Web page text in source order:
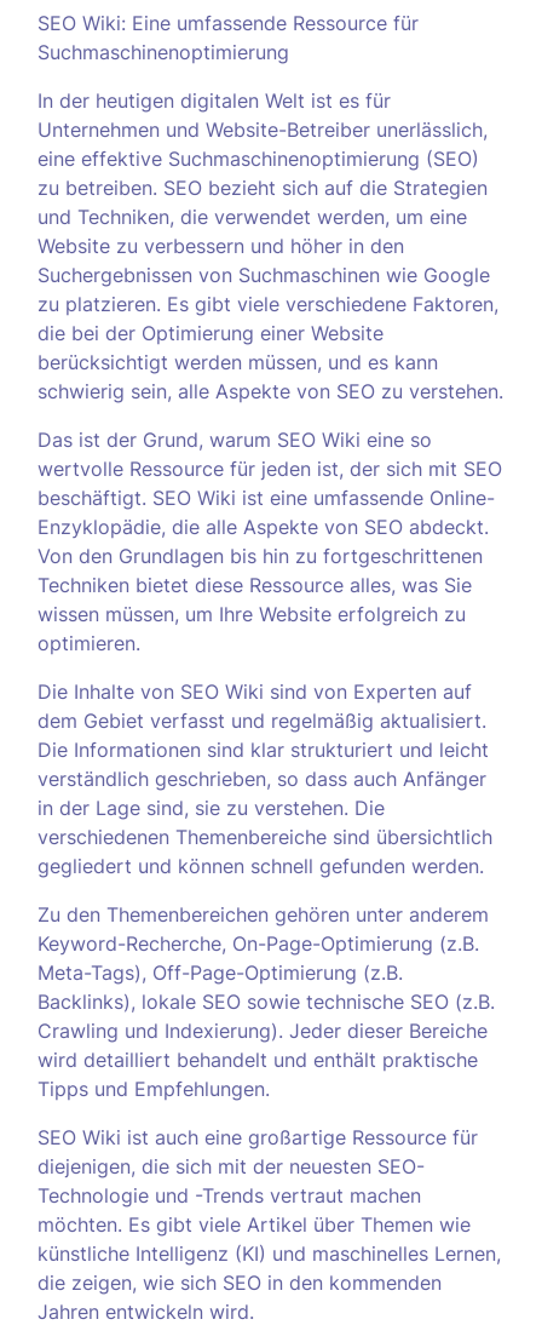
SEO Wiki: Eine umfassende Ressource für
Suchmaschinenoptimierung
In der heutigen digitalen Welt ist es für
Unternehmen und Website-Betreiber unerlässlich,
eine effektive Suchmaschinenoptimierung (SEO)
zu betreiben. SEO bezieht sich auf die Strategien
und Techniken, die verwendet werden, um eine
Website zu verbessern und höher in den
Suchergebnissen von Suchmaschinen wie Google
zu platzieren. Es gibt viele verschiedene Faktoren,
die bei der Optimierung einer Website
berücksichtigt werden müssen, und es kann
schwierig sein, alle Aspekte von SEO zu verstehen.
Das ist der Grund, warum SEO Wiki eine so
wertvolle Ressource für jeden ist, der sich mit SEO
beschäftigt. SEO Wiki ist eine umfassende Online-
Enzyklopädie, die alle Aspekte von SEO abdeckt.
Von den Grundlagen bis hin zu fortgeschrittenen
Techniken bietet diese Ressource alles, was Sie
wissen müssen, um Ihre Website erfolgreich zu
optimieren.
Die Inhalte von SEO Wiki sind von Experten auf
dem Gebiet verfasst und regelmäßig aktualisiert.
Die Informationen sind klar strukturiert und leicht
verständlich geschrieben, so dass auch Anfänger
in der Lage sind, sie zu verstehen. Die
verschiedenen Themenbereiche sind übersichtlich
gegliedert und können schnell gefunden werden.
Zu den Themenbereichen gehören unter anderem
Keyword-Recherche, On-Page-Optimierung (z.B.
Meta-Tags), Off-Page-Optimierung (z.B.
Backlinks), lokale SEO sowie technische SEO (z.B.
Crawling und Indexierung). Jeder dieser Bereiche
wird detailliert behandelt und enthält praktische
Tipps und Empfehlungen.
SEO Wiki ist auch eine großartige Ressource für
diejenigen, die sich mit der neuesten SEO-
Technologie und -Trends vertraut machen
möchten. Es gibt viele Artikel über Themen wie
künstliche Intelligenz (KI) und maschinelles Lernen,
die zeigen, wie sich SEO in den kommenden
Jahren entwickeln wird.